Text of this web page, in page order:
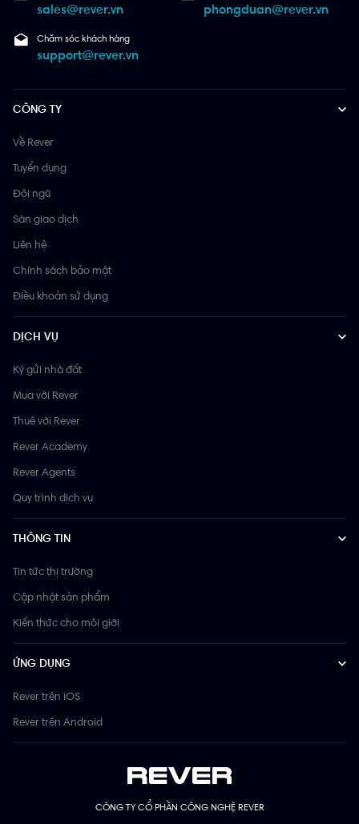
sales@rever.vn phongduan@rever.vn
Chăm sóc khách hàng
support@rever.vn
CÔNG TY CỔ PHẦN CÔNG NGHỆ REVER
CÔNG TY
Về Rever
Tuyển dụng
Đội ngũ
Sàn giao dịch
Liên hệ
Chính sách bảo mật
Điều khoản sử dụng
DỊCH VỤ
Ký gửi nhà đất
Mua với Rever
Thuê với Rever
Rever Academy
Rever Agents
Quy trình dịch vụ
THÔNG TIN
Tin tức thị trường
Cập nhật sản phẩm
Kiến thức cho môi giới
ỨNG DỤNG
Rever trên iOS
Rever trên Android